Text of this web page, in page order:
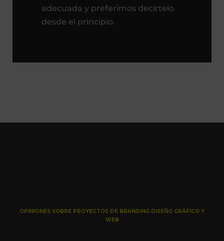
adecuada y preferimos decírtelo
desde el principio.
OPINIONES SOBRE PROYECTOS DE BRANDING DISEÑO GRÁFICO Y
WEB